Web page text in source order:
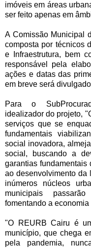
imóveis em áreas
ser feito apenas em
A Comissão Municipal
composta por técnicos
e Infraestrutura, bem
responsável pela
ações e datas das
em breve será
Para o
idealizador do projeto,
serviços que se
fundamentais
social inovadora,
social, buscando a
garantias
ao desenvolvimento da
inúmeros núcleos
municipais
fomentando a economia
"O REURB Cairu é
município, que chega
pela pandemia,